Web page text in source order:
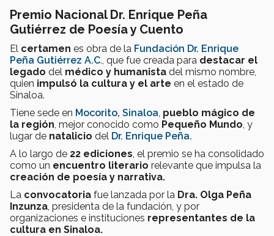
Premio Nacional Dr. Enrique Peña
Gutiérrez de Poesía y Cuento
El certamen es obra de la Fundación Dr. Enrique
Peña Gutiérrez A.C., que fue creada para destacar el
legado del médico y humanista del mismo nombre,
quien impulsó la cultura y el arte en el estado de
Sinaloa.
Tiene sede en Mocorito, Sinaloa pueblo mágico de
la región , mejor conocido como Pequeño Mundo , y
lugar de natalicio del Dr. Enrique Peña.
A lo largo de 22 ediciones , el premio se ha consolidado
como un encuentro literario relevante que impulsa la
creación de poesía y narrativa.
La convocatoria fue lanzada por la Dra. Olga Peña
Inzunza , presidenta de la fundación, y por
organizaciones e instituciones representantes de la
cultura en Sinaloa.